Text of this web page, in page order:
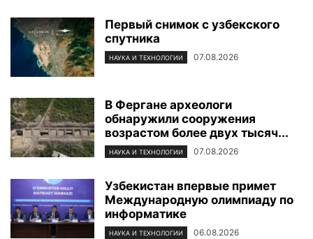
Первый снимок с узбекского
спутника
НАУКА И ТЕХНОЛОГИИ 07.08.2026
В Фергане археологи
обнаружили сооружения
возрастом более двух тысяч...
НАУКА И ТЕХНОЛОГИИ 07.08.2026
Узбекистан впервые примет
Международную олимпиаду по
информатике
НАУКА И ТЕХНОЛОГИИ 06.08.2026